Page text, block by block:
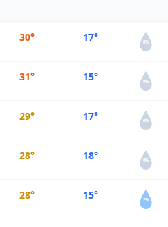
30° 17° 0%
31° 15° 0%
29° 17° 0%
28° 18° 0%
28° 15° 2%